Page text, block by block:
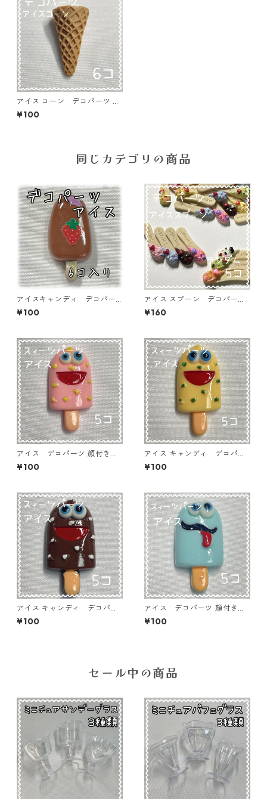
アイス コーン デコパーツ ブ
ラウン 6個入り 貼り付けパ
ーツ【DP-IC-015cb】
¥100
同じカテゴリの商品
アイスキャンディ デコパー
ツ イチゴ×ブラウン 6個入
り 貼り付けパーツ【DP-IC-
¥100
アイス スプーン デコパー
ツ ランダムミックス 5個入
り 貼り付けパーツ【DP-IC-S
¥160
アイス デコパーツ 顔付きピ
ンク 5個入り 貼り付けパー
ツ【DP-IC-013ｐ】
¥100
アイス キャンディ デコパー
ツ 顔付きイエロー 5個入り
貼り付けパーツ【DP-IC-012
¥100
アイス キャンディ デコパー
ツ 顔付きブラウン 5個入り
貼り付けパーツ【DP-IC-011b
¥100
アイス デコパーツ 顔付きブ
ルー 5個入り 貼り付けパー
ツ【DP-IC-010ｂ】
¥100
セール中の商品